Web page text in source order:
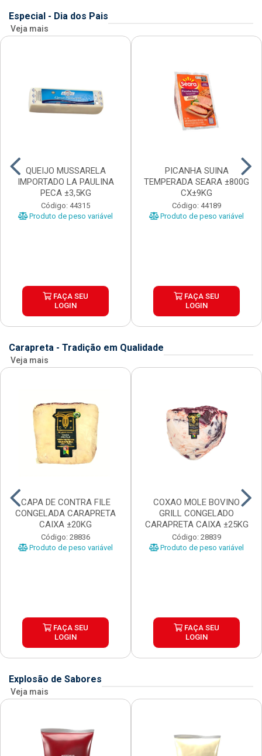
Especial - Dia dos Pais
Veja mais
QUEIJO MUSSARELA
IMPORTADO LA PAULINA
PECA ±3,5KG
Código: 44315
Produto de peso variável
FAÇA SEU
LOGIN
PICANHA SUINA
TEMPERADA SEARA ±800G
CX±9KG
Código: 44189
Produto de peso variável
FAÇA SEU
LOGIN
Carapreta - Tradição em Qualidade
Veja mais
CAPA DE CONTRA FILE
CONGELADA CARAPRETA
CAIXA ±20KG
Código: 28836
Produto de peso variável
FAÇA SEU
LOGIN
COXAO MOLE BOVINO
GRILL CONGELADO
CARAPRETA CAIXA ±25KG
Código: 28839
Produto de peso variável
FAÇA SEU
LOGIN
Explosão de Sabores
Veja mais